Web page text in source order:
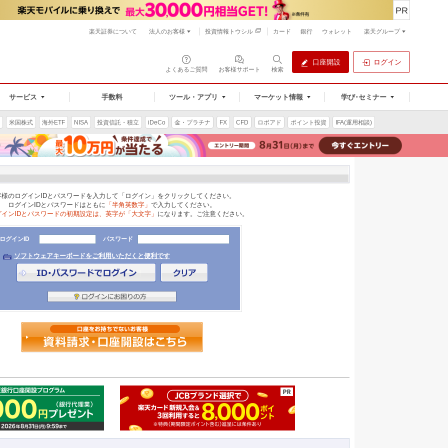
よくあるご質問 お客様サポート 検索
口座開設 ログイン
サービス 手数料 ツール・アプリ マーケット情報 学び･セミナー
PR
楽天証券について 法人のお客様 投資情報トウシル カード 銀行 ウォレット 楽天グループ
米国株式 海外ETF NISA 投資信託・積立 iDeCo 金・プラチナ FX CFD ロボアド ポイント投資 IFA(運用相談)
のログインIDとパスワードを入力して「ログイン」をクリックしてください。
ログインIDとパスワードはともに 「半角英数字」 で入力してください。
ンIDとパスワードの初期設定は、英字が「大文字」 になります。ご注意ください。
グインID パスワード
ソフトウェアキーボードをご利用いただくと便利です